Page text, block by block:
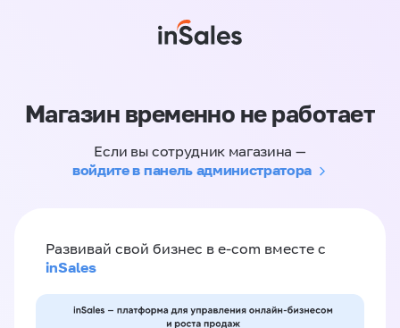
Магазин временно не работает
Если вы сотрудник магазина —
войдите в панель администратора
Развивай свой бизнес в e-com вместе с
inSales